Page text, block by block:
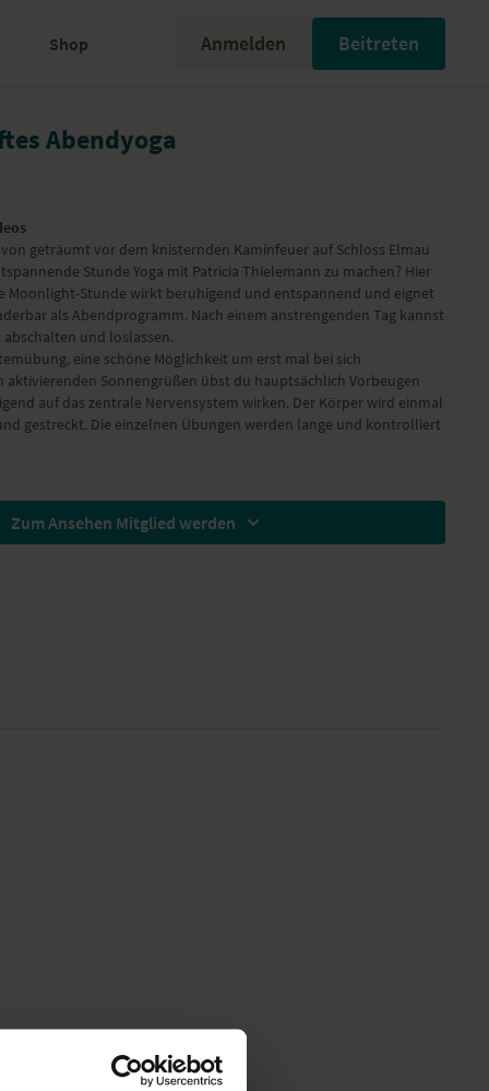
Shop Anmelden Beitreten
Abendyoga
geträumt vor dem knisternden Kaminfeuer auf Schloss Elmau
Stunde Yoga mit Patricia Thielemann zu machen? Hier
Moonlight-Stunde wirkt beruhigend und entspannend und eignet
als Abendprogramm. Nach einem anstrengenden Tag kannst
abschalten und loslassen.
eine schöne Möglichkeit um erst mal bei sich
aktivierenden Sonnengrüßen übst du hauptsächlich Vorbeugen
auf das zentrale Nervensystem wirken. Der Körper wird einmal
gestreckt. Die einzelnen Übungen werden lange und kontrolliert
Zum Ansehen Mitglied werden